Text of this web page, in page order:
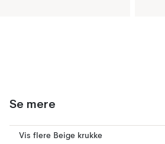
Se mere
Vis flere Beige krukke